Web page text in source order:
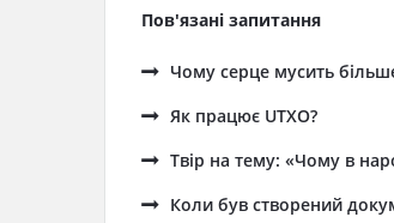
Пов'язані запитання
Чому серце мусить
Як працює UTXO?
Твір на тему: «Чому в
Коли був створений